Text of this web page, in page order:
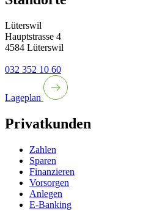
Lüterswil
Hauptstrasse 4
4584 Lüterswil
032 352 10 60
Lageplan
Privatkunden
Zahlen
Sparen
Finanzieren
Vorsorgen
Anlegen
E-Banking